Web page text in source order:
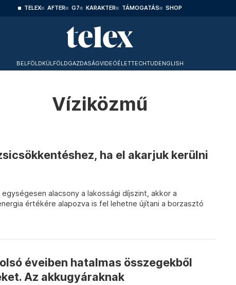
TELEX AFTER G7 KARAKTER TÁMOGATÁS SHOP
BELFÖLDKÜLFÖLDGAZDASÁGVIDEÓÉLETTECHTUDENGLISH
Víziközmű
ha el akarjuk kerülni
alacsony a lakossági díjszint, akkor a
értékére alapozva is fel lehetne újítani a borzasztó
éveiben hatalmas összegekből
Az akkugyáraknak